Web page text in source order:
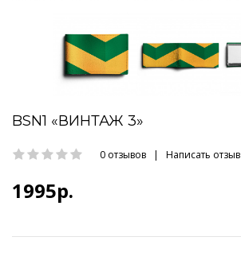
BSN1 «ВИНТАЖ 3»
0 отзывов | Написать отзыв
1995р.